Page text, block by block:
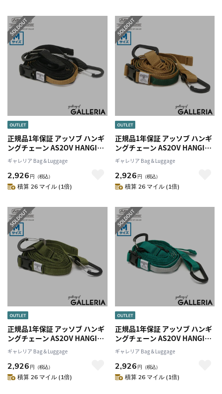
正規品1年保証 アッソブ ハンギ
ングチェーン AS2OV HANGING
CHAIN Mサイズ 吊り下げ 収納
物干し デイジーチェーン ロー
プ ランタン 車内 車中泊 キャン
プ テント レジャー アウトドア
ギャレリア Bag＆Luggage
2,926 円 （税込）
積算 26 マイル (1倍)
正規品1年保証 アッソブ ハンギ
ングチェーン AS2OV HANGING
CHAIN Mサイズ 吊り下げ 収納
物干し デイジーチェーン ロー
プ ランタン 車内 車中泊 キャン
プ テント レジャー アウトドア
ギャレリア Bag＆Luggage
2,926 円 （税込）
積算 26 マイル (1倍)
正規品1年保証 アッソブ ハンギ
ングチェーン AS2OV HANGING
CHAIN Mサイズ 吊り下げ 収納
物干し デイジーチェーン ロー
プ ランタン 車内 車中泊 キャン
プ テント レジャー アウトドア
ギャレリア Bag＆Luggage
2,926 円 （税込）
積算 26 マイル (1倍)
正規品1年保証 アッソブ ハンギ
ングチェーン AS2OV HANGING
CHAIN Mサイズ 吊り下げ 収納
物干し デイジーチェーン ロー
プ ランタン 車内 車中泊 キャン
プ テント レジャー アウトドア
ギャレリア Bag＆Luggage
2,926 円 （税込）
積算 26 マイル (1倍)